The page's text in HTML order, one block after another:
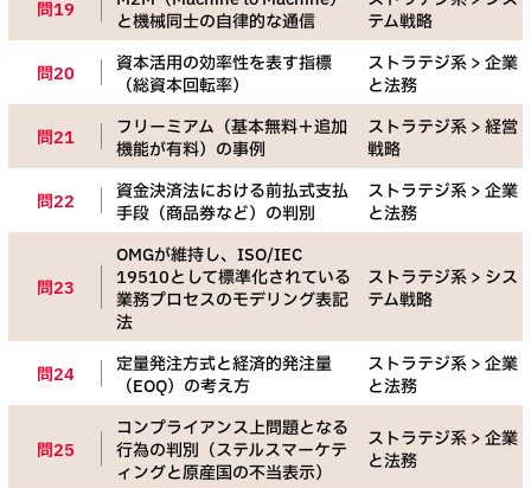
問19
と機械同士の自律的な通信
テム戦略
問20
資本活用の効率性を表す指標
（総資本回転率）
ストラテジ系 > 企業
と法務
問21
フリーミアム（基本無料＋追加
機能が有料）の事例
ストラテジ系 > 経営
戦略
問22
資金決済法における前払式支払
手段（商品券など）の判別
ストラテジ系 > 企業
と法務
問23
OMGが維持し、ISO/IEC
19510として標準化されている
業務プロセスのモデリング表記
法
ストラテジ系 > シス
テム戦略
問24
定量発注方式と経済的発注量
（EOQ）の考え方
ストラテジ系 > 企業
と法務
問25
コンプライアンス上問題となる
行為の判別（ステルスマーケテ
ィングと原産国の不当表示）
ストラテジ系 > 企業
と法務